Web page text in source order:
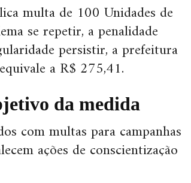
multa de 100 Unidades de
se repetir, a penalidade
persistir, a prefeitura
a R$ 275,41.
da medida
com multas para campanhas
ações de conscientização